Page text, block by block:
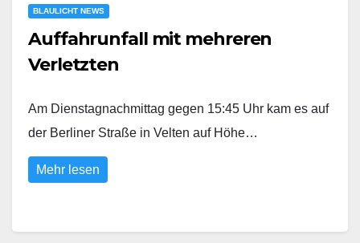
BLAULICHT NEWS
Auffahrunfall mit mehreren
Verletzten
Am Dienstagnachmittag gegen 15:45 Uhr kam es auf
der Berliner Straße in Velten auf Höhe…
Mehr lesen